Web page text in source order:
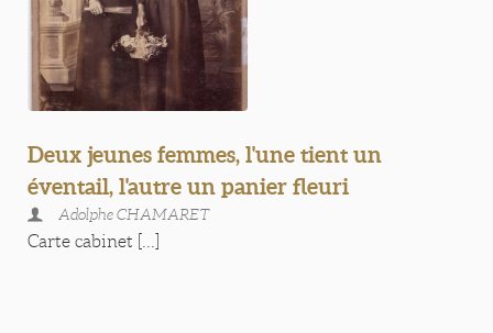
Deux jeunes femmes, l'une tient un
éventail, l'autre un panier fleuri
Adolphe CHAMARET
Carte cabinet [...]